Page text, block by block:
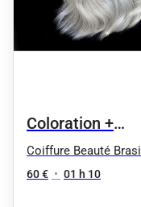
Coloration +
Coiffage
Coiffure Beauté Brasil
60 € • 01 h 10